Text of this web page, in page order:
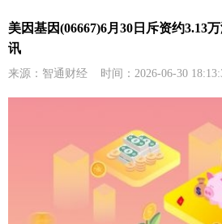
美因基因(06667)6月30日斥资约3.13
讯
来源：智通财经 时间：2026-06-30